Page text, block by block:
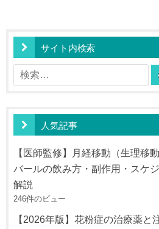
ー
シ
ョ
ン
サイト内検索
検
索:
人気記事
【医師監修】月経移動（生理移
バールの飲み方・副作用・スケ
解説
246件のビュー
【2026年版】花粉症の治療薬と